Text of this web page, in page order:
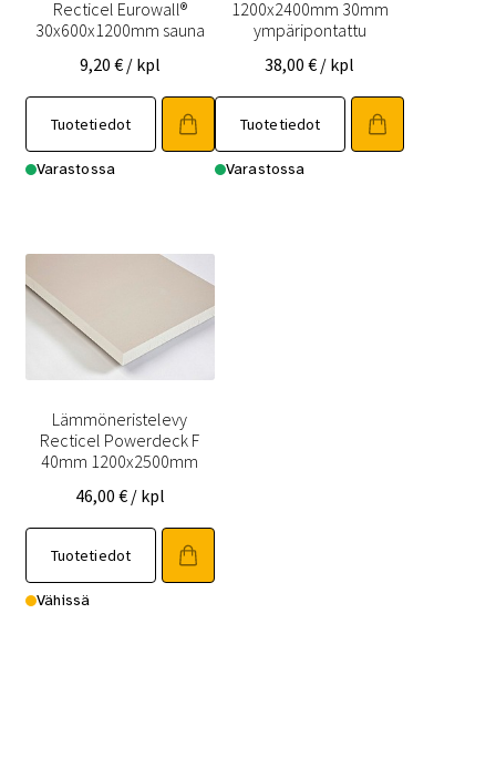
Recticel Eurowall®
30x600x1200mm sauna
9,20 € / kpl
Tuotetiedot
Varastossa
1200x2400mm 30mm
ympäripontattu
38,00€ / kpl
Tuotetiedot
Varastossa
Lämmöneristelevy
Recticel Powerdeck F
40mm 1200x2500mm
46,00 € / kpl
Tuotetiedot
Vähissä